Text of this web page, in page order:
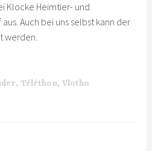
Klocke Heimtier- und
Auch bei uns selbst kann der
werden.
, Téléthon,Vlotho